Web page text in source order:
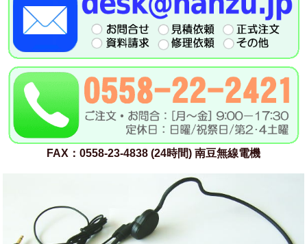
FAX：0558-23-4838 (24時間) 南豆無線電機